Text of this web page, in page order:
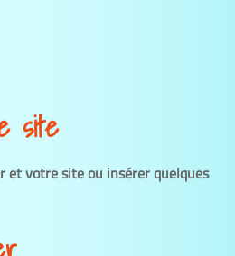
site
et votre site ou insérer quelques